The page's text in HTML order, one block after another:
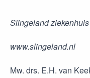
Slingeland
www.slingeland.nl
Mw. drs. E.H. van